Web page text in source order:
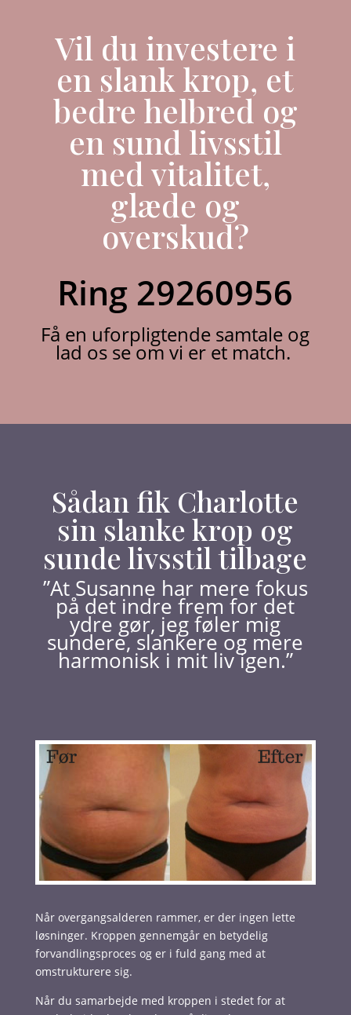
Vil du investere i
en slank krop, et
bedre helbred og
en sund livsstil
med vitalitet,
glæde og
overskud?
Ring 29260956
Få en uforpligtende samtale og
lad os se om vi er et match.
Sådan fik Charlotte
sin slanke krop og
sunde livsstil tilbage
”At Susanne har mere fokus
på det indre frem for det
ydre gør, jeg føler mig
sundere, slankere og mere
harmonisk i mit liv igen.”
Når overgangsalderen rammer, er der ingen lette
løsninger. Kroppen gennemgår en betydelig
forvandlingsproces og er i fuld gang med at
omstrukturere sig.
Når du samarbejde med kroppen i stedet for at